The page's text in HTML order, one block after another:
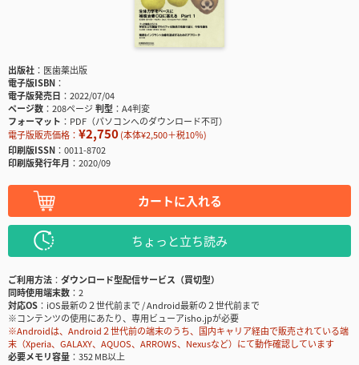
出版社
医歯薬出版
電子版ISBN
電子版発売日
2022/07/04
ページ数
208ページ判型
A4判変
フォーマット
PDF（パソコンへのダウンロード不可）
電子版販売価格： ¥2,750(本体¥2,500＋税10％)
印刷版ISSN
0011-8702
印刷版発行年月
2020/09
カートに入れる
ちょっと立ち読み
ご利用方法
ダウンロード型配信サービス（買切型）
同時使用端末数
2
対応OS
iOS最新の２世代前まで / Android最新の２世代前まで
※コンテンツの使用にあたり、専用ビューアisho.jpが必要
※Androidは、Android２世代前の端末のうち、国内キャリア経由で販売されている端
末（Xperia、GALAXY、AQUOS、ARROWS、Nexusなど）にて動作確認しています
必要メモリ容量
352 MB以上